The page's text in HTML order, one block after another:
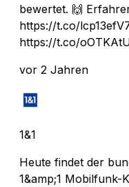
bewertet. 🙌
https://t.co/
https://t.co/
vor 2 Jahren
1&1
Heute findet der
1&amp;1 Mobilfunk-